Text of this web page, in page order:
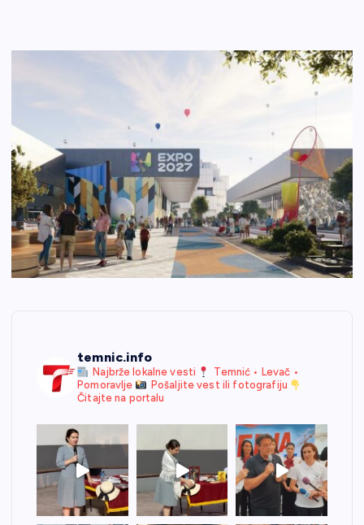
temnic.info
Najbrže lokalne vesti
Temnić • Levač •
Pomoravlje
Pošaljite vest ili fotografiju
Čitajte na portalu